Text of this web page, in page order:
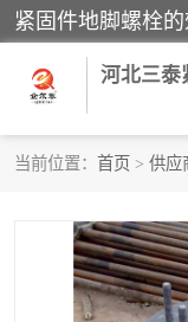
河北三泰
当前位置： 首页 > 供应